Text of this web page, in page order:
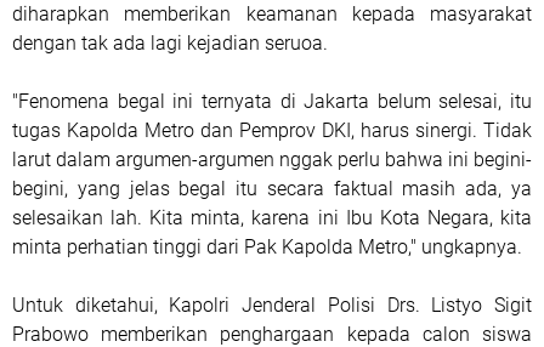
diharapkan memberikan keamanan kepada masyarakat
dengan tak ada lagi kejadian seruoa.
"Fenomena begal ini ternyata di Jakarta belum selesai, itu
tugas Kapolda Metro dan Pemprov DKI, harus sinergi. Tidak
larut dalam argumen-argumen nggak perlu bahwa ini begini-
begini, yang jelas begal itu secara faktual masih ada, ya
selesaikan lah. Kita minta, karena ini Ibu Kota Negara, kita
minta perhatian tinggi dari Pak Kapolda Metro," ungkapnya.
Untuk diketahui, Kapolri Jenderal Polisi Drs. Listyo Sigit
Prabowo memberikan penghargaan kepada calon siswa